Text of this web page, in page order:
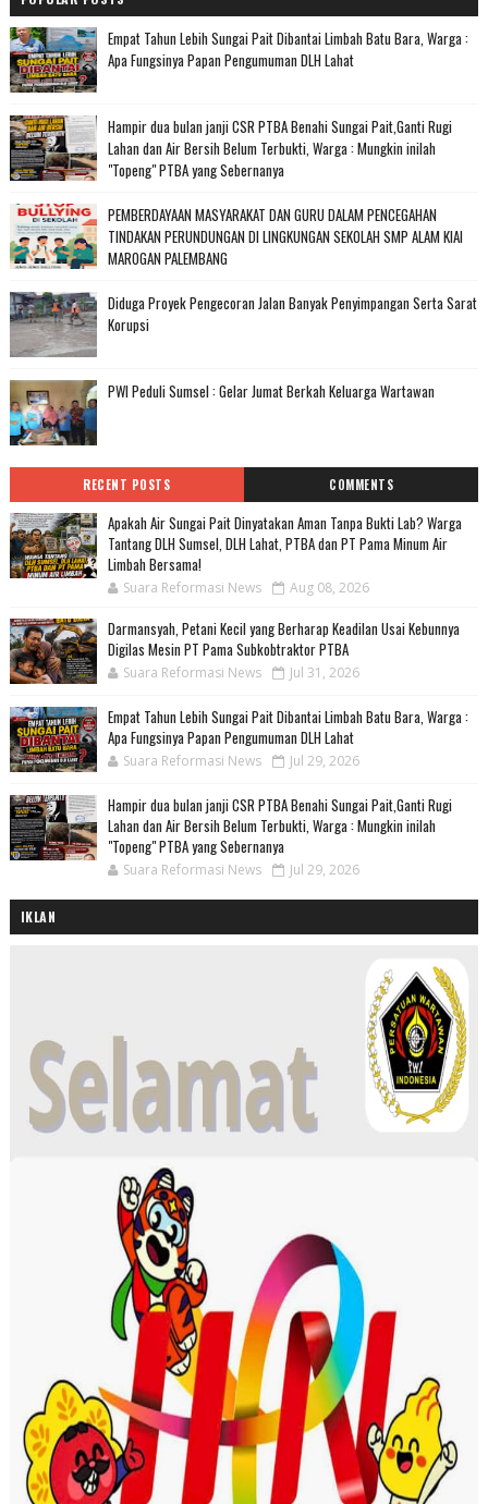
Empat Tahun Lebih Sungai Pait Dibantai Limbah Batu Bara, Warga :
Apa Fungsinya Papan Pengumuman DLH Lahat
Hampir dua bulan janji CSR PTBA Benahi Sungai Pait,Ganti Rugi
Lahan dan Air Bersih Belum Terbukti, Warga : Mungkin inilah
"Topeng" PTBA yang Sebernanya
PEMBERDAYAAN MASYARAKAT DAN GURU DALAM PENCEGAHAN
TINDAKAN PERUNDUNGAN DI LINGKUNGAN SEKOLAH SMP ALAM KIAI
MAROGAN PALEMBANG
Diduga Proyek Pengecoran Jalan Banyak Penyimpangan Serta Sarat
Korupsi
PWI Peduli Sumsel : Gelar Jumat Berkah Keluarga Wartawan
RECENT POSTS COMMENTS
Apakah Air Sungai Pait Dinyatakan Aman Tanpa Bukti Lab? Warga
Tantang DLH Sumsel, DLH Lahat, PTBA dan PT Pama Minum Air
Limbah Bersama!
Suara Reformasi News Aug 08, 2026
Darmansyah, Petani Kecil yang Berharap Keadilan Usai Kebunnya
Digilas Mesin PT Pama Subkobtraktor PTBA
Suara Reformasi News Jul 31, 2026
Empat Tahun Lebih Sungai Pait Dibantai Limbah Batu Bara, Warga :
Apa Fungsinya Papan Pengumuman DLH Lahat
Suara Reformasi News Jul 29, 2026
Hampir dua bulan janji CSR PTBA Benahi Sungai Pait,Ganti Rugi
Lahan dan Air Bersih Belum Terbukti, Warga : Mungkin inilah
"Topeng" PTBA yang Sebernanya
Suara Reformasi News Jul 29, 2026
IKLAN